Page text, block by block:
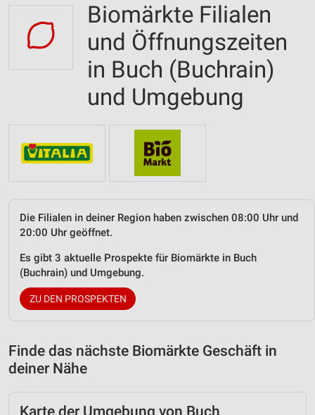
Biomärkte Filialen
und Öffnungszeiten
in Buch (Buchrain)
und Umgebung
Die Filialen in deiner Region haben zwischen 08:00 Uhr und
20:00 Uhr geöffnet.
Es gibt 3 aktuelle Prospekte für Biomärkte in Buch
(Buchrain) und Umgebung.
ZU DEN PROSPEKTEN
Finde das nächste Biomärkte Geschäft in
deiner Nähe
Karte der Umgebung von Buch